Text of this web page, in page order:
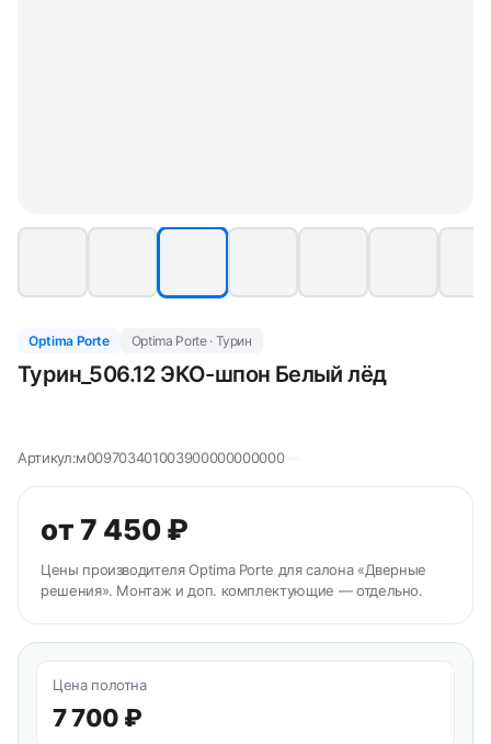
Optima Porte Optima Porte · Турин
Турин_506.12 ЭКО-шпон Белый лёд
Артикул:м009703401003900000000000
от 7 450 ₽
Цены производителя Optima Porte для салона «Дверные
решения». Монтаж и доп. комплектующие — отдельно.
Цена полотна
7 700 ₽